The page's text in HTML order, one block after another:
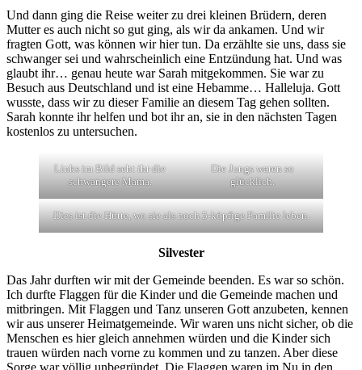
Und dann ging die Reise weiter zu drei kleinen Brüdern, deren
Mutter es auch nicht so gut ging, als wir da ankamen. Und wir
fragten Gott, was können wir hier tun. Da erzählte sie uns, dass sie
schwanger sei und wahrscheinlich eine Entzündung hat. Und was
glaubt ihr… genau heute war Sarah mitgekommen. Sie war zu
Besuch aus Deutschland und ist eine Hebamme… Halleluja. Gott
wusste, dass wir zu dieser Familie an diesem Tag gehen sollten.
Sarah konnte ihr helfen und bot ihr an, sie in den nächsten Tagen
kostenlos zu untersuchen.
Links im Bild seht ihr die
schwangere Mama.
Die Jungs waren so
glücklich.
Dies ist die Hütte, wo sie als noch 5-köpfige Familie leben.
Silvester
Das Jahr durften wir mit der Gemeinde beenden. Es war so schön.
Ich durfte Flaggen für die Kinder und die Gemeinde machen und
mitbringen. Mit Flaggen und Tanz unseren Gott anzubeten, kennen
wir aus unserer Heimatgemeinde. Wir waren uns nicht sicher, ob die
Menschen es hier gleich annehmen würden und die Kinder sich
trauen würden nach vorne zu kommen und zu tanzen. Aber diese
Sorge war völlig unbegründet. Die Flaggen waren im Nu in den